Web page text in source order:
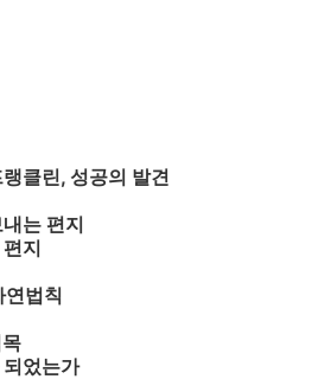
클린, 성공의 발견
는 편지
지
법칙
었는가